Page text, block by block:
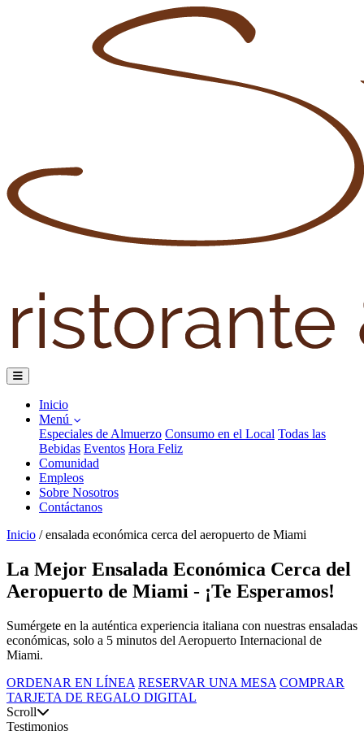
Inicio
Menú
Especiales de Almuerzo Consumo en el Local Todas las
Bebidas Eventos Hora Feliz
Comunidad
Empleos
Sobre Nosotros
Contáctanos
Inicio / ensalada económica cerca del aeropuerto de Miami
La Mejor Ensalada Económica Cerca del
Aeropuerto de Miami - ¡Te Esperamos!
Sumérgete en la auténtica experiencia italiana con nuestras ensaladas
económicas, solo a 5 minutos del Aeropuerto Internacional de
Miami.
ORDENAR EN LÍNEA RESERVAR UNA MESA COMPRAR
TARJETA DE REGALO DIGITAL
Scroll
Testimonios